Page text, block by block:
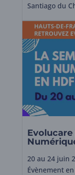
Santiago du
20 au 24 juin
Évènement